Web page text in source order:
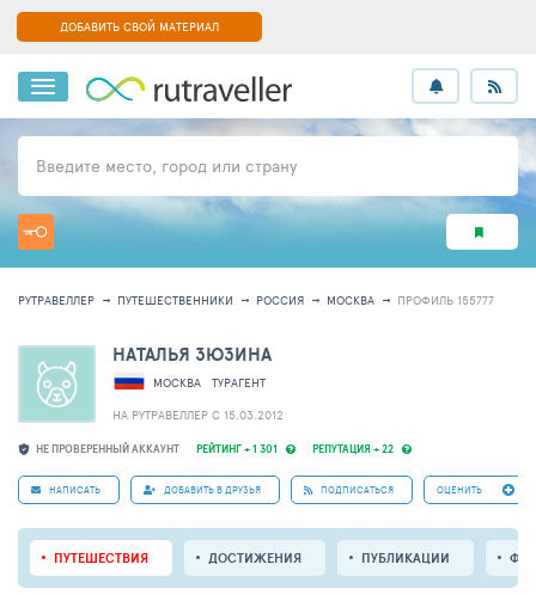
ДОБАВИТЬ СВОЙ МАТЕРИАЛ
Введите место, город или страну
РУТРАВЕЛЛЕР ПУТЕШЕСТВЕННИКИ РОССИЯ МОСКВА ПРОФИЛЬ 155777
НЕ ПРОВЕРЕННЫЙ АККАУНТ РЕЙТИНГ + 1 301 РЕПУТАЦИЯ + 22
НАТАЛЬЯ ЗЮЗИНА
МОСКВА
ТУРАГЕНТ
НА РУТРАВЕЛЛЕР C 15.03.2012
НАПИСАТЬ ДОБАВИТЬ В ДРУЗЬЯ ПОДПИСАТЬСЯ ОЦЕНИТЬ
ПУТЕШЕСТВИЯ ДОСТИЖЕНИЯ ПУБЛИКАЦИИ